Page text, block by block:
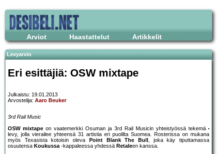
Arviot Haastattelut Artikkelit
Levyarvio
Eri esittäjiä: OSW mixtape
Julkaistu: 19.01.2013
Arvostelija: Aaro Beuker
3rd Rail Music
OSW mixtape on vaatemerkki Osuman ja 3rd Rail Musicin yhteistyössä tekemä
levy, jolla vierailee yhteensä 31 artistia eri puolilta Suomea. Rosterissa on mukana
myös Texasista kotoisin oleva
Point Blank The Bull , joka käy tiputtamassa
osuutensa Koukussa-kappaleessa yhdessä Retaleen kanssa.